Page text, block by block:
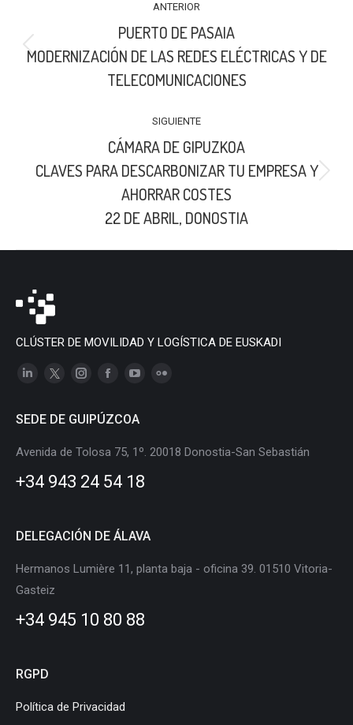
PUBLICACIONES
ANTERIOR
Publicación
PUERTO DE PASAIA
MODERNIZACIÓN DE LAS REDES ELÉCTRICAS Y DE
TELECOMUNICACIONES
SIGUIENTE
Publicación
siguiente:
CÁMARA DE GIPUZKOA
CLAVES PARA DESCARBONIZAR TU EMPRESA Y
AHORRAR COSTES
22 DE ABRIL, DONOSTIA
CLÚSTER DE MOVILIDAD Y LOGÍSTICA DE EUSKADI
Linkedin
opens
window
X
opens
window
Instagram
opens
in
window
opens
in
window
opens
in
window
in
SEDE DE GUIPÚZCOA
Avenida de Tolosa 75, 1º. 20018 Donostia-San Sebastián
+34 943 24 54 18
DELEGACIÓN DE ÁLAVA
Hermanos Lumière 11, planta baja - oficina 39. 01510 Vitoria-
Gasteiz
+34 945 10 80 88
RGPD
Política de Privacidad